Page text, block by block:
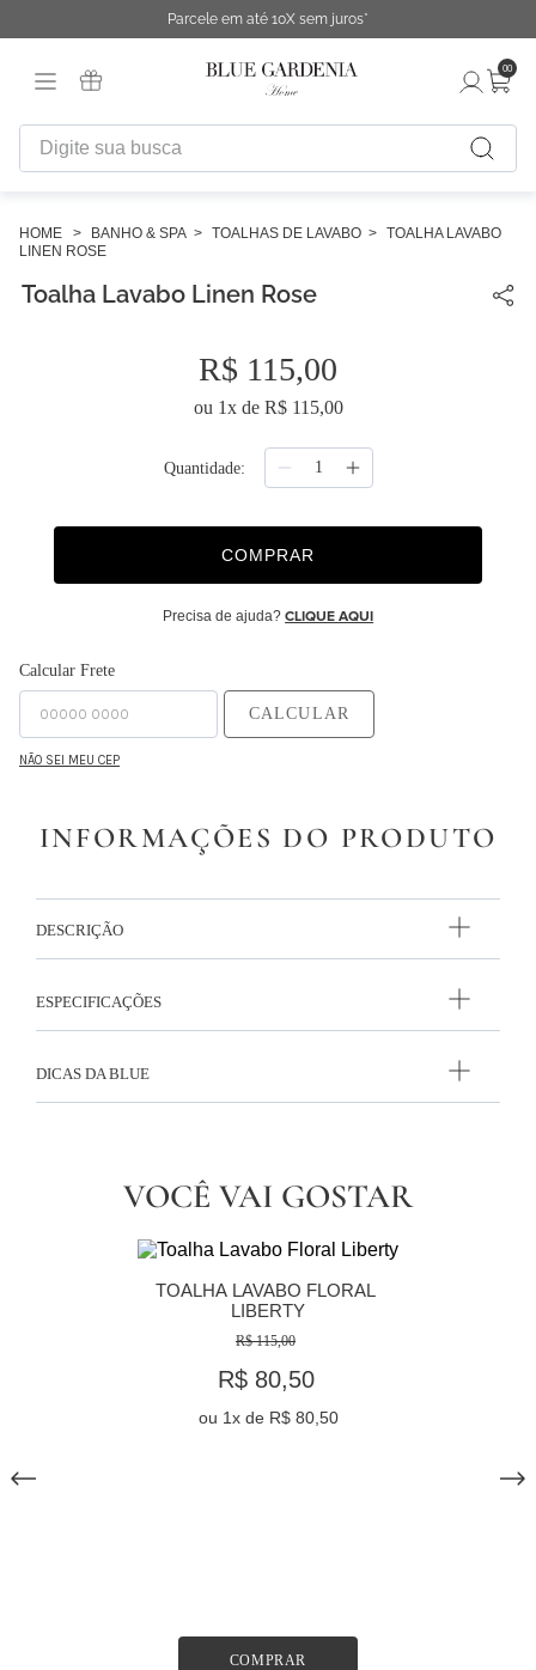
Parcele em até 10X sem juros*
00
Digite sua busca
BANHO & SPA TOALHAS DE LAVABO
TOALHA LAVABO
LINEN ROSE
Toalha Lavabo Linen Rose
R$ 115,00
ou 1x de R$ 115,00
Quantidade
COMPRAR
Precisa de ajuda? CLIQUE AQUI
Calcular Frete
CALCULAR
NÃO SEI MEU CEP
INFORMAÇÕES DO PRODUTO
DESCRIÇÃO
ESPECIFICAÇÕES
DICAS DA BLUE
VOCÊ VAI GOSTAR
TOALHA LAVABO FLORAL
LIBERTY
R$ 115,00
R$ 80,50
ou 1x de R$ 80,50
COMPRAR
1 º
fronha
º
capa duvet
5º
urban
6º
difusor
7º
chinelo
8º
edredon
9 º
necessaire
10º majorelle